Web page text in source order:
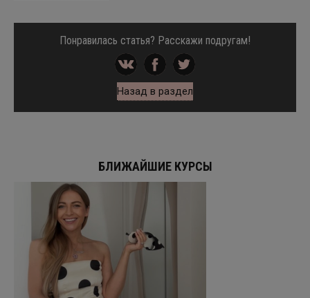
Понравилась статья? Расскажи подругам!
Назад в раздел
БЛИЖАЙШИЕ КУРСЫ